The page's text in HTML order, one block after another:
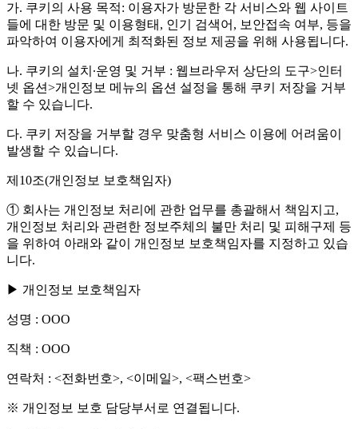
가. 쿠키의 사용 목적: 이용자가 방문한 각 서비스와 웹 사이트
들에 대한 방문 및 이용형태, 인기 검색어, 보안접속 여부, 등을
파악하여 이용자에게 최적화된 정보 제공을 위해 사용됩니다.
나. 쿠키의 설치∙운영 및 거부 : 웹브라우저 상단의 도구>인터
넷 옵션>개인정보 메뉴의 옵션 설정을 통해 쿠키 저장을 거부
할 수 있습니다.
다. 쿠키 저장을 거부할 경우 맞춤형 서비스 이용에 어려움이
발생할 수 있습니다.
제10조(개인정보 보호책임자)
① 회사는 개인정보 처리에 관한 업무를 총괄해서 책임지고,
개인정보 처리와 관련한 정보주체의 불만 처리 및 피해구제 등
을 위하여 아래와 같이 개인정보 보호책임자를 지정하고 있습
니다.
▶ 개인정보 보호책임자
성명 : OOO
직책 : OOO
연락처 : <전화번호>, <이메일>, <팩스번호>
※ 개인정보 보호 담당부서로 연결됩니다.